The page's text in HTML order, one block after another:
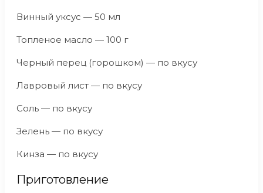
Винный уксус — 50 мл
Топленое масло — 100 г
Черный перец (горошком) — по вкусу
Лавровый лист — по вкусу
Соль — по вкусу
Зелень — по вкусу
Кинза — по вкусу
Приготовление